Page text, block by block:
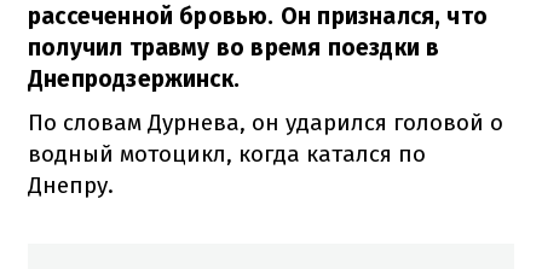
рассеченной бровью. Он признался, что
получил травму во время поездки в
Днепродзержинск.
По словам Дурнева, он ударился головой о
водный мотоцикл, когда катался по
Днепру.